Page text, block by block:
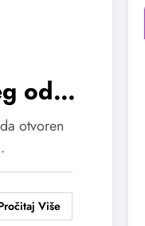
od
otvoren